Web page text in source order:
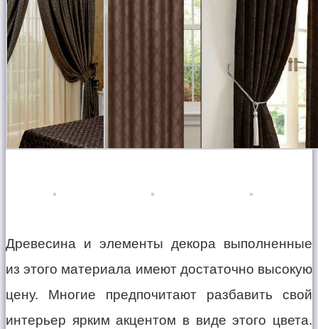
Древесина и элементы декора выполненные
из этого материала имеют достаточно высокую
цену. Многие предпочитают разбавить свой
интерьер ярким акцентом в виде этого цвета.